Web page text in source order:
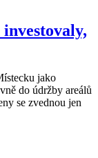
jako
do údržby areálů
se zvednou jen